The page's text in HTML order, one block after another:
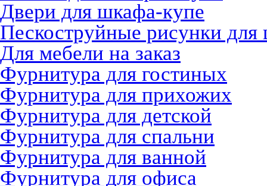
Двери для шкафа-купе
Пескоструйные рисунки
Для мебели на заказ
Фурнитура для гостиных
Фурнитура для прихожих
Фурнитура для детской
Фурнитура для спальни
Фурнитура для ванной
Фурнитура для офиса